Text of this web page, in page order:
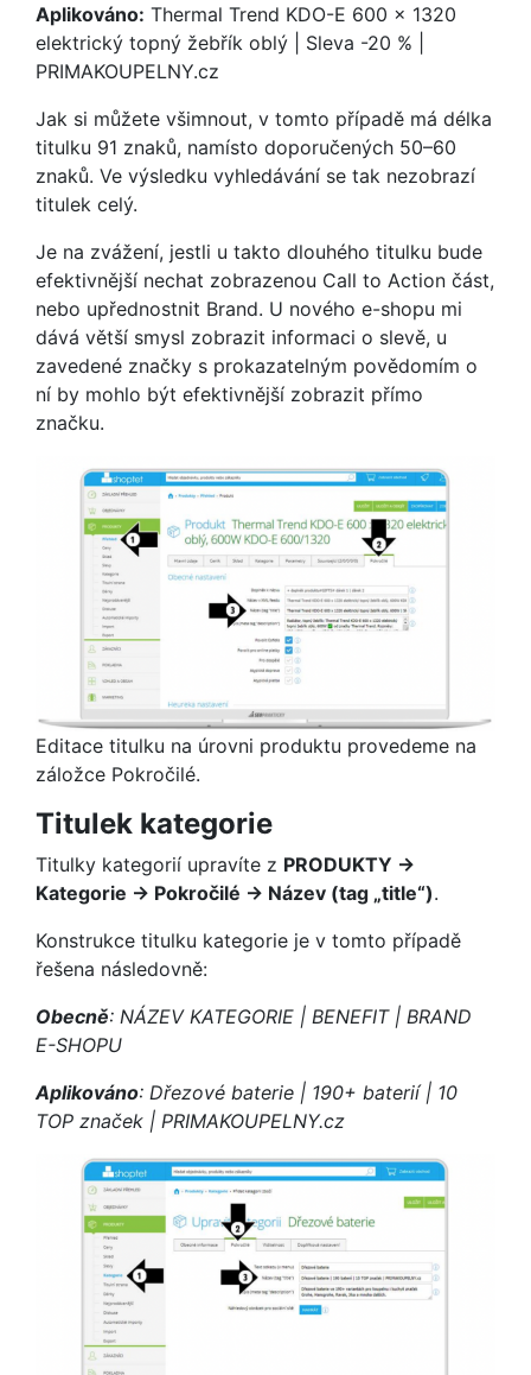
Aplikováno: Thermal Trend KDO-E 600 x 1320
elektrický topný žebřík oblý | Sleva -20 % |
PRIMAKOUPELNY.cz
Jak si můžete všimnout, v tomto případě má délka
titulku 91 znaků, namísto doporučených 50–60
znaků. Ve výsledku vyhledávání se tak nezobrazí
titulek celý.
Je na zvážení, jestli u takto dlouhého titulku bude
efektivnější nechat zobrazenou Call to Action část,
nebo upřednostnit Brand. U nového e-shopu mi
dává větší smysl zobrazit informaci o slevě, u
zavedené značky s prokazatelným povědomím o
ní by mohlo být efektivnější zobrazit přímo
značku.
Editace titulku na úrovni produktu provedeme na
záložce Pokročilé.
Titulek kategorie
Titulky kategorií upravíte z PRODUKTY →
Kategorie → Pokročilé → Název (tag „title“).
Konstrukce titulku kategorie je v tomto případě
řešena následovně:
Obecně: NÁZEV KATEGORIE | BENEFIT | BRAND
E-SHOPU
Aplikováno: Dřezové baterie | 190+ baterií | 10
TOP značek | PRIMAKOUPELNY.cz